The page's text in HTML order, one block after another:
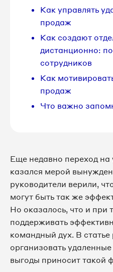
Как управлять
продаж
Как создают
дистанционно:
сотрудников
Как
продаж
Что важно
Еще недавно переход на
казался мерой
руководители верили,
могут быть так же
Но оказалось, что и
поддерживать
командный дух. В
организовать
выгоды приносит такой